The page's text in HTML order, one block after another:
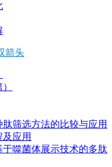
筛选方法的比较与应用
应用
噬菌体展示技术的多肽